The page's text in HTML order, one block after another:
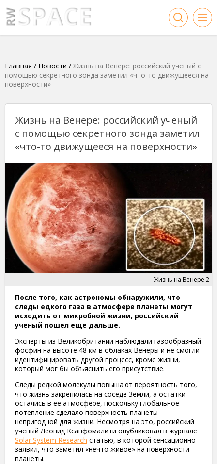
Главная / Новости / Жизнь на Венере: российский ученый с
помощью секретного зонда заметил «что-то движущееся на
поверхности»
Жизнь на Венере: российский ученый
с помощью секретного зонда заметил
«что-то движущееся на поверхности»
Жизнь на Венере 2
После того, как астрономы обнаружили, что
следы едкого газа в атмосфере планеты могут
исходить от микробной жизни, российский
ученый пошел еще дальше.
Эксперты из Великобритании наблюдали газообразный
фосфин на высоте 48 км в облаках Венеры и не смогли
идентифицировать другой процесс, кроме жизни,
который мог бы объяснить его присутствие.
Следы редкой молекулы повышают вероятность того,
что жизнь закрепилась на соседе Земли, а остатки
остались в ее атмосфере, поскольку глобальное
потепление сделало поверхность планеты
непригодной для жизни. Несмотря на это, российский
ученый Леонид Ксанфомалити опубликовал в журнале
Solar System Research статью, в которой сенсационно
заявил, что заметил «нечто живое» на поверхности
планеты.